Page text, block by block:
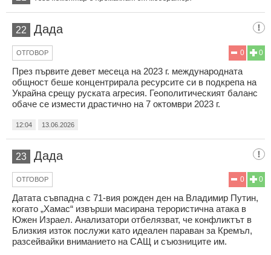
22 Дада
0
0
ОТГОВОР
През първите девет месеца на 2023 г. международната
общност беше концентрирала ресурсите си в подкрепа на
Украйна срещу руската агресия. Геополитическият баланс
обаче се измести драстично на 7 октомври 2023 г.
12:04 13.06.2026
23 Дада
0
0
ОТГОВОР
Датата съвпадна с 71-вия рожден ден на Владимир Путин,
когато „Хамас“ извърши масирана терористична атака в
Южен Израел. Анализатори отбелязват, че конфликтът в
Близкия изток послужи като идеален параван за Кремъл,
разсейвайки вниманието на САЩ и съюзниците им.